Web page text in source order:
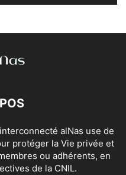
alNas use de
protéger la Vie privée et
ou adhérents, en
de la CNIL.